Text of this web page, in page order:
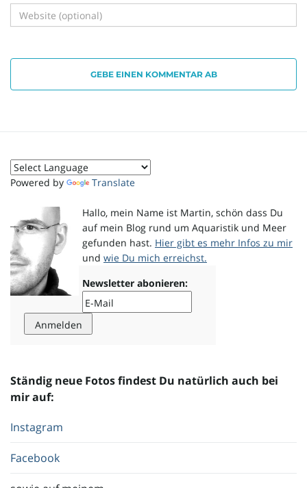
o
GEBE EINEN KOMMENTAR AB
Powered by Translate
Hallo, mein Name ist Martin, schön dass Du
auf mein Blog rund um Aquaristik und Meer
gefunden hast. Hier gibt es mehr Infos zu mir
und wie Du mich erreichst.
Newsletter abonieren:
Ständig neue Fotos findest Du natürlich auch bei
mir auf:
Instagram
Facebook